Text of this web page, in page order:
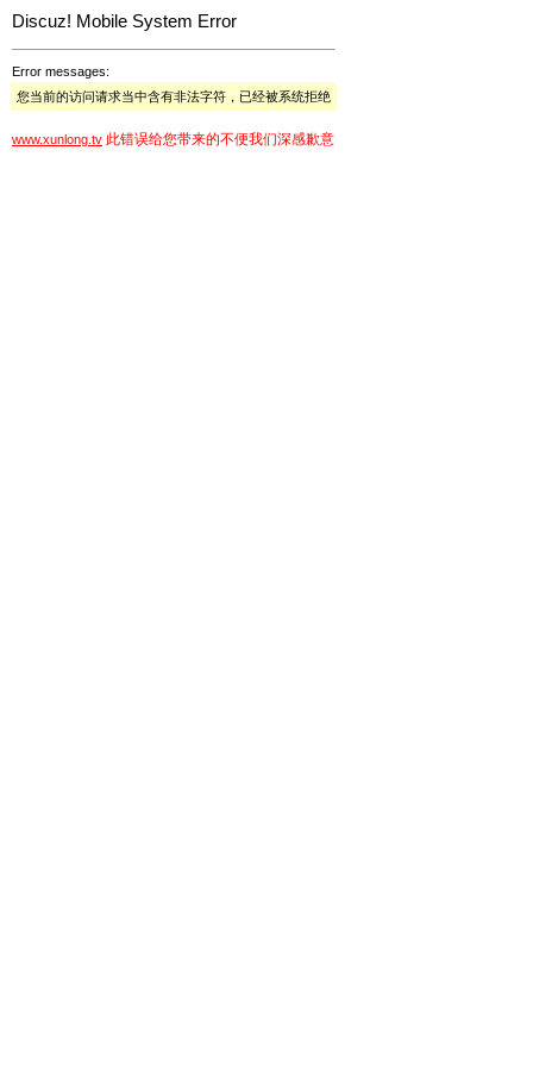
Discuz! Mobile System Error
Error messages:
您当前的访问请求当中含有非法字符，已经被系统拒绝
www.xunlong.tv 此错误给您带来的不便我们深感歉意